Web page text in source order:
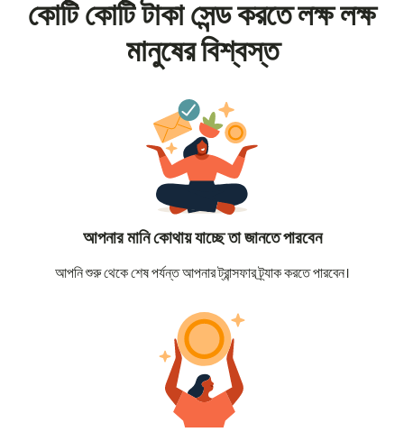
কোটি কোটি টাকা সেন্ড করতে লক্ষ লক্ষ
মানুষের বিশ্বস্ত
আপনার মানি কোথায় যাচ্ছে তা জানতে পারবেন
আপনি শুরু থেকে শেষ পর্যন্ত আপনার ট্রান্সফার ট্র্যাক করতে পারবেন।